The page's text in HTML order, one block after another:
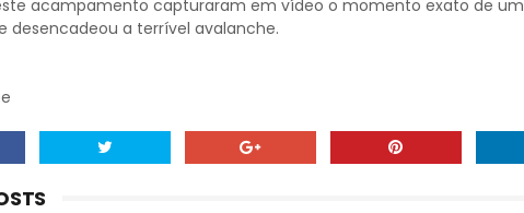
acampamento capturaram em vídeo o momento exato de um
desencadeou a terrível avalanche.